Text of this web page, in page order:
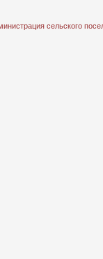
сельского